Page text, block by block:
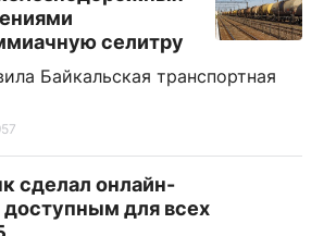
селитру
Байкальская транспортная
сделал онлайн-
доступным для всех